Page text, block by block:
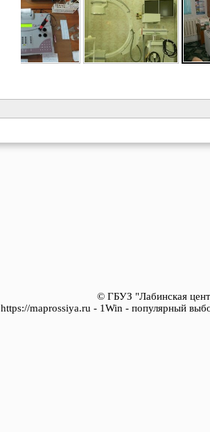
© ГБУЗ "Лабинская
https://maprossiya.ru - 1Win - популярный